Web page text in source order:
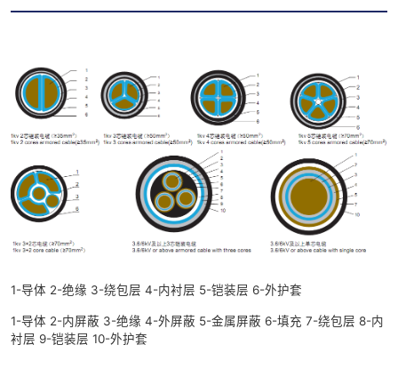
1-导体 2-绝缘 3-绕包层 4-内衬层 5-铠装层 6-外护套
1-导体 2-内屏蔽 3-绝缘 4-外屏蔽 5-金属屏蔽 6-填充 7-绕包层 8-内
衬层 9-铠装层 10-外护套